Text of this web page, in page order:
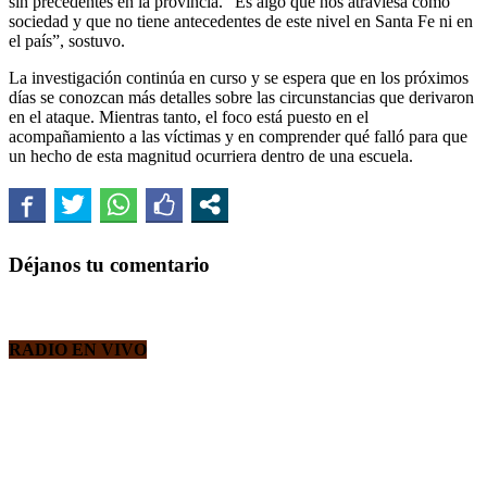
sociedad y que no tiene antecedentes de este nivel en Santa Fe ni en
el país”, sostuvo.
La investigación continúa en curso y se espera que en los próximos
días se conozcan más detalles sobre las circunstancias que derivaron
en el ataque. Mientras tanto, el foco está puesto en el
acompañamiento a las víctimas y en comprender qué falló para que
un hecho de esta magnitud ocurriera dentro de una escuela.
Déjanos tu comentario
RADIO EN VIVO